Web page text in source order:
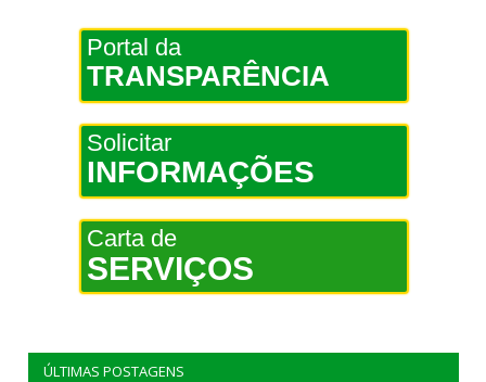
Portal da
TRANSPARÊNCIA
Solicitar
INFORMAÇÕES
Carta de
SERVIÇOS
ÚLTIMAS POSTAGENS